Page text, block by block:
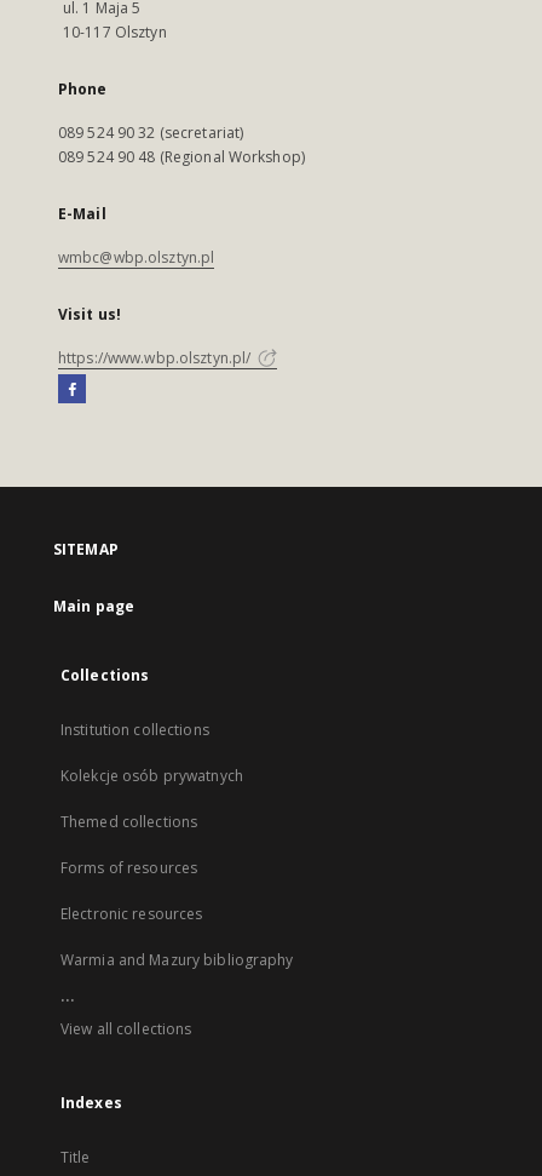
ul. 1 Maja 5
10-117 Olsztyn
Phone
089 524 90 32 (secretariat)
089 524 90 48 (Regional Workshop)
E-Mail
wmbc@wbp.olsztyn.pl
Visit us!
https://www.wbp.olsztyn.pl/
SITEMAP
Main page
Collections
Institution collections
Kolekcje osób prywatnych
Themed collections
Forms of resources
Electronic resources
Warmia and Mazury bibliography
...
View all collections
Indexes
Title